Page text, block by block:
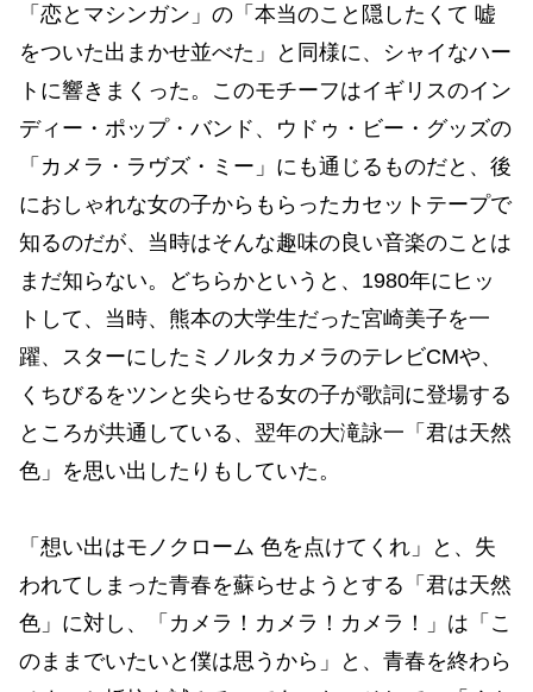
「恋とマシンガン」の「本当のこと隠したくて 嘘
をついた出まかせ並べた」と同様に、シャイなハー
トに響きまくった。このモチーフはイギリスのイン
ディー・ポップ・バンド、ウドゥ・ビー・グッズの
「カメラ・ラヴズ・ミー」にも通じるものだと、後
におしゃれな女の子からもらったカセットテープで
知るのだが、当時はそんな趣味の良い音楽のことは
まだ知らない。どちらかというと、1980年にヒッ
トして、当時、熊本の大学生だった宮崎美子を一
躍、スターにしたミノルタカメラのテレビCMや、
くちびるをツンと尖らせる女の子が歌詞に登場する
ところが共通している、翌年の大滝詠一「君は天然
色」を思い出したりもしていた。
「想い出はモノクローム 色を点けてくれ」と、失
われてしまった青春を蘇らせようとする「君は天然
色」に対し、「カメラ！カメラ！カメラ！」は「こ
のままでいたいと僕は思うから」と、青春を終わら